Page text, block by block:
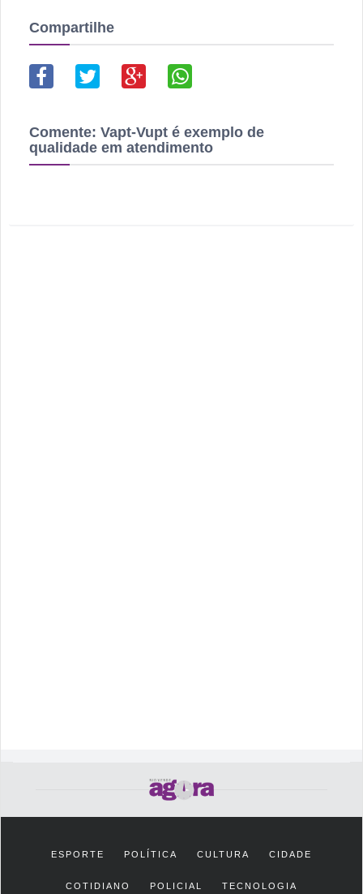
Compartilhe
Comente: Vapt-Vupt é exemplo de
qualidade em atendimento
ESPORTE POLÍTICA CULTURA CIDADE
COTIDIANO POLICIAL TECNOLOGIA